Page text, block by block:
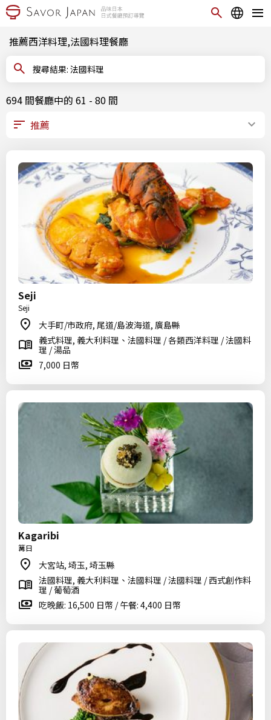
推薦西洋料理,法國料理餐廳
搜尋結果: 法國料理
694 間餐廳中的 61 - 80 間
Seji
Seji
大手町/市政府, 尾道/島波海道, 廣島縣
義式料理, 義大利料理、法國料理 / 各類西洋料理 / 法國料
理 / 湯品
7,000 日幣
Kagaribi
篝日
大宮站, 埼玉, 埼玉縣
法國料理, 義大利料理、法國料理 / 法國料理 / 西式創作料
理 / 葡萄酒
吃晚飯: 16,500 日幣 / 午餐: 4,400 日幣